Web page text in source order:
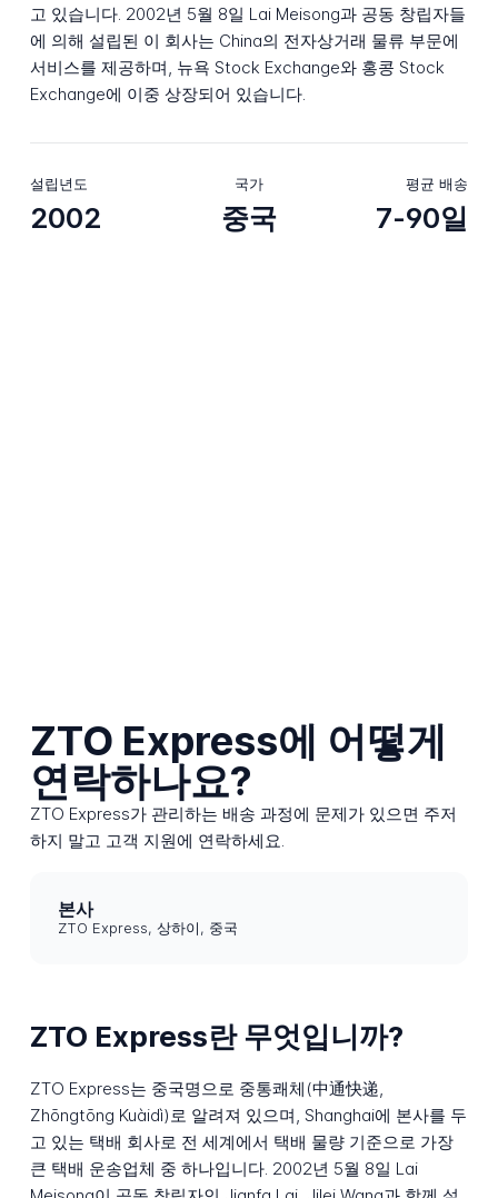
고 있습니다. 2002년 5월 8일 Lai Meisong과 공동 창립자들
에 의해 설립된 이 회사는 China의 전자상거래 물류 부문에
서비스를 제공하며, 뉴욕 Stock Exchange와 홍콩 Stock
Exchange에 이중 상장되어 있습니다.
설립년도
2002
국가
중국
평균 배송
7-90일
ZTO Express에 어떻게
연락하나요?
ZTO Express가 관리하는 배송 과정에 문제가 있으면 주저
하지 말고 고객 지원에 연락하세요.
본사
ZTO Express, 상하이, 중국
ZTO Express란 무엇입니까?
ZTO Express는 중국명으로 중통쾌체(中通快递,
Zhōngtōng Kuàidì)로 알려져 있으며, Shanghai에 본사를 두
고 있는 택배 회사로 전 세계에서 택배 물량 기준으로 가장
큰 택배 운송업체 중 하나입니다. 2002년 5월 8일 Lai